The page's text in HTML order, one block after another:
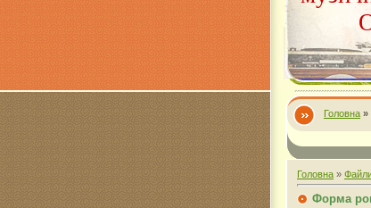
Головна »
Головна »
Форма